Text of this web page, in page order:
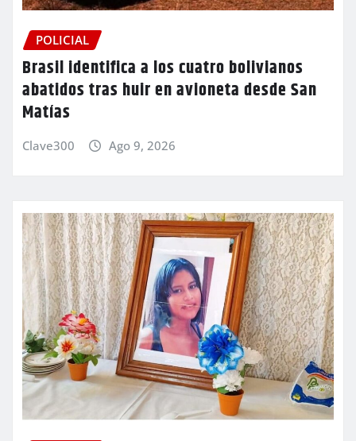
POLICIAL
Brasil identifica a los cuatro bolivianos
abatidos tras huir en avioneta desde San
Matías
Clave300 Ago 9, 2026